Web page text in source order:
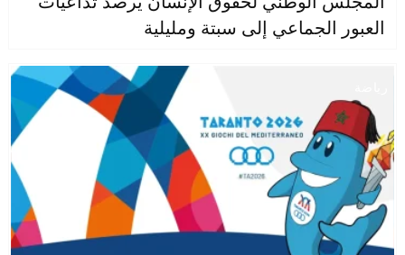
العبور الجماعي إلى سبتة ومليلية